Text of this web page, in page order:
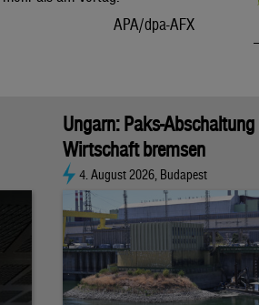
APA/dpa-AFX
Ungarn: Paks-
Wirtschaft bremsen
4. August 2026, Budapest